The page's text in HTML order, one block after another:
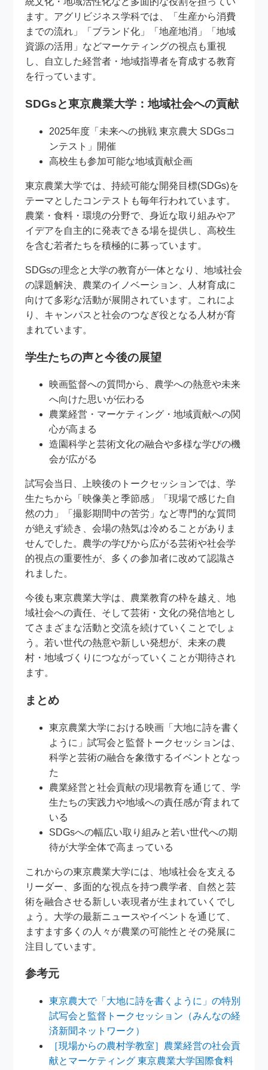
ます。アグリビジネス学科では、「生産から消費
までの流れ」「ブランド化」「地産地消」「地域
資源の活用」などマーケティングの視点も重視
し、自立した経営者・地域指導者を育成する教育
を行っています。
SDGsと東京農業大学：地域社会への貢献
2025年度「未来への挑戦 東京農大 SDGsコ
ンテスト」開催
高校生も参加可能な地域貢献企画
東京農業大学では、持続可能な開発目標(SDGs)を
テーマとしたコンテストも毎年行われています。
農業・食料・環境の分野で、身近な取り組みやア
イデアを自主的に発表できる場を提供し、高校生
を含む若者たちを積極的に募っています。
SDGsの理念と大学の教育が一体となり、地域社会
の課題解決、農業のイノベーション、人材育成に
向けて多彩な活動が展開されています。これによ
り、キャンパスと社会のつなぎ役となる人材が育
まれています。
学生たちの声と今後の展望
映画監督への質問から、農学への熱意や未来
へ向けた思いが伝わる
農業経営・マーケティング・地域貢献への関
心が高まる
造園科学と芸術文化の融合や多様な学びの機
会が広がる
試写会当日、上映後のトークセッションでは、学
生たちから「映像美と季節感」「現場で感じた自
然の力」「撮影期間中の苦労」など専門的な質問
が絶えず続き、会場の熱気は冷めることがありま
せんでした。農学の学びから広がる芸術や社会学
的視点の重要性が、多くの参加者に改めて認識さ
れました。
今後も東京農業大学は、農業教育の枠を越え、地
域社会への責任、そして芸術・文化の発信地とし
てさまざまな活動と交流を続けていくことでしょ
う。若い世代の熱意や新しい発想が、未来の農
村・地域づくりにつながっていくことが期待され
ます。
まとめ
東京農業大学における映画「大地に詩を書く
ように」試写会と監督トークセッションは、
科学と芸術の融合を象徴するイベントとなっ
た
農業経営と社会貢献の現場教育を通じて、学
生たちの実践力や地域への責任感が育まれて
いる
SDGsへの幅広い取り組みと若い世代への期
待が大学全体で高まっている
これからの東京農業大学には、地域社会を支える
リーダー、多面的な視点を持つ農学者、自然と芸
術を融合させる新しい表現者が生まれていくでし
ょう。大学の最新ニュースやイベントを通じて、
ますます多くの人々が農業の可能性とその発展に
注目しています。
参考元
東京農大で「大地に詩を書くように」の特別
試写会と監督トークセッション（みんなの経
済新聞ネットワーク）
［現場からの農村学教室］農業経営の社会貢
献とマーケティング 東京農業大学国際食料